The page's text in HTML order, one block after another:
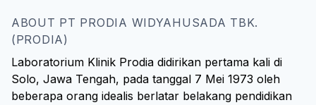
ABOUT PT PRODIA WIDYAHUSADA TBK.
(PRODIA)
Laboratorium Klinik Prodia didirikan pertama kali di
Solo, Jawa Tengah, pada tanggal 7 Mei 1973 oleh
beberapa orang idealis berlatar belakang pendidikan